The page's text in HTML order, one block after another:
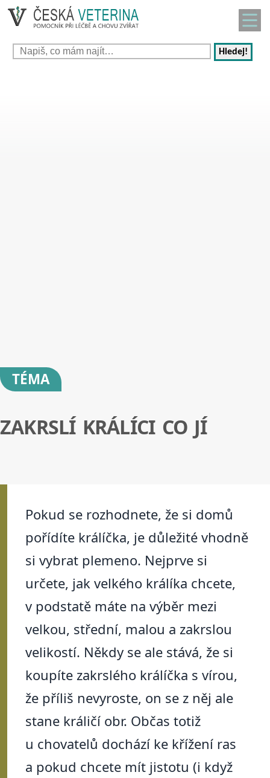
Hledej!
TÉMA
ZAKRSLÍ KRÁLÍCI CO JÍ
Pokud se rozhodnete, že si domů
pořídíte králíčka, je důležité vhodně
si vybrat plemeno. Nejprve si
určete, jak velkého králíka chcete,
v podstatě máte na výběr mezi
velkou, střední, malou a zakrslou
velikostí. Někdy se ale stává, že si
koupíte zakrslého králíčka s vírou,
že příliš nevyroste, on se z něj ale
stane králičí obr. Občas totiž
u chovatelů dochází ke křížení ras
a pokud chcete mít jistotu (i když